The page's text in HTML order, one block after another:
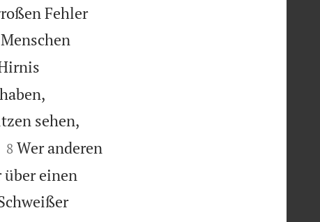
Fehler
sehen,

8 Wer anderen
einen